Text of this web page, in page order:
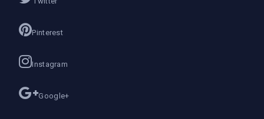
Pinterest
Instagram
Google+